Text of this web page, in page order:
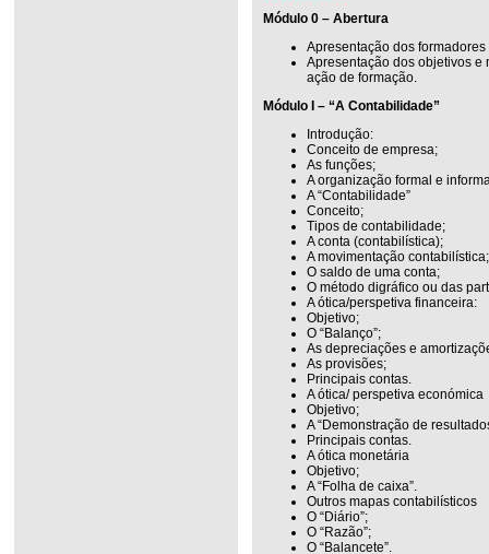
Módulo 0 – Abertura
Apresentação dos
Apresentação dos objetivos
ação de formação.
Módulo I – “A Contabilidade”
Introdução:
Conceito de empresa;
As funções;
A organização formal e
A “Contabilidade”
Conceito;
Tipos de contabilidade;
A conta (contabilística);
A movimentação contabilística;
O saldo de uma conta;
O método digráfico ou das
A ótica/perspetiva financeira:
Objetivo;
O “Balanço”;
As depreciações e
As provisões;
Principais contas.
A ótica/ perspetiva económica
Objetivo;
A “Demonstração de
Principais contas.
A ótica monetária
Objetivo;
A “Folha de caixa”.
Outros mapas contabilísticos
O “Diário”;
O “Razão”;
O “Balancete”.